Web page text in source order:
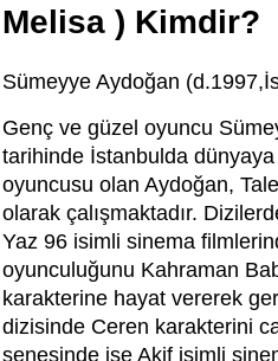
Melisa ) Kimdir?
Sümeyye Aydoğan
Genç ve güzel oyuncu
tarihinde İstanbulda
oyuncusu olan Aydoğan,
olarak çalışmaktadır.
Yaz 96 isimli sinema
oyunculuğunu Kahraman
karakterine hayat vererek
dizisinde Ceren karakterini
senesinde ise Akif isimli